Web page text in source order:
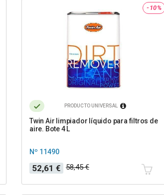
-10%
PRODUCTO UNIVERSAL
Twin Air limpiador líquido para filtros de
aire. Bote 4 L
Nº 11490
Precio
52,61 €
Precio
base
58,45 €